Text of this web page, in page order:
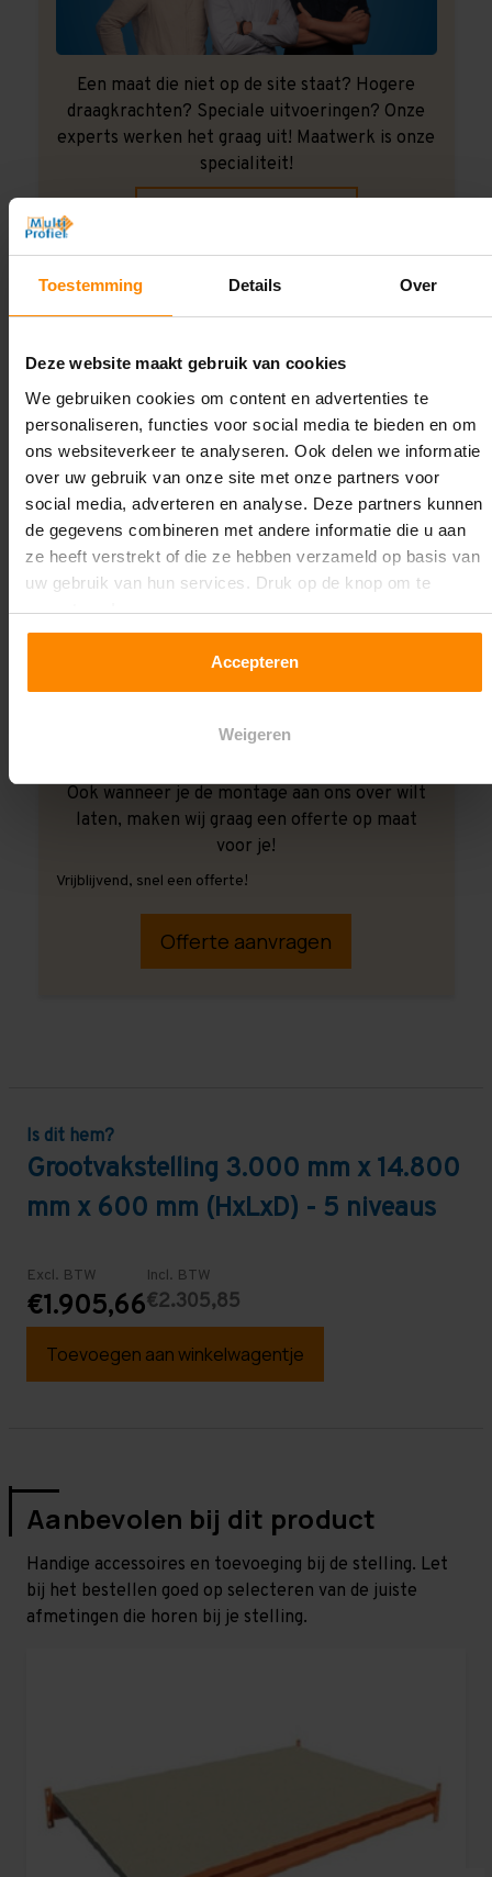
Toestemming Details Over
Deze website maakt gebruik van cookies
We gebruiken cookies om content en advertenties te
personaliseren, functies voor social media te bieden en om
ons websiteverkeer te analyseren. Ook delen we informatie
over uw gebruik van onze site met onze partners voor
social media, adverteren en analyse. Deze partners kunnen
de gegevens combineren met andere informatie die u aan
ze heeft verstrekt of die ze hebben verzameld op basis van
uw gebruik van hun services. Druk op de knop om te
accepteren!
Accepteren
Weigeren
Een maat die niet op de site staat? Hogere
draagkrachten? Speciale uitvoeringen? Onze
experts werken het graag uit! Maatwerk is onze
specialiteit!
Montage uitbesteden?
Ook wanneer je de montage aan ons over wilt
laten, maken wij graag een offerte op maat
voor je!
Vrijblijvend, snel een offerte!
Offerte aanvragen
Is dit hem?
Grootvakstelling 3.000 mm x 14.800
mm x 600 mm (HxLxD) - 5 niveaus
Excl. BTW
€1.905,66
Incl. BTW
€2.305,85
Toevoegen aan winkelwagentje
Aanbevolen bij dit product
Handige accessoires en toevoeging bij de stelling. Let
bij het bestellen goed op selecteren van de juiste
afmetingen die horen bij je stelling.